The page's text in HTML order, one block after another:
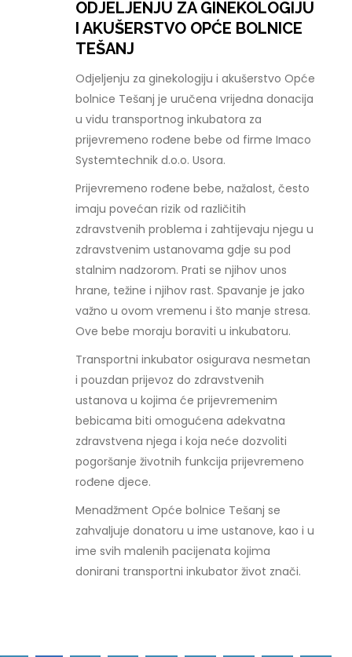
ODJELJENJU ZA GINEKOLOGIJU
I AKUŠERSTVO OPĆE BOLNICE
TEŠANJ
Odjeljenju za ginekologiju i akušerstvo Opće
bolnice Tešanj je uručena vrijedna donacija
u vidu transportnog inkubatora za
prijevremeno rođene bebe od firme Imaco
Systemtechnik d.o.o. Usora.
Prijevremeno rođene bebe, nažalost, često
imaju povećan rizik od različitih
zdravstvenih problema i zahtijevaju njegu u
zdravstvenim ustanovama gdje su pod
stalnim nadzorom. Prati se njihov unos
hrane, težine i njihov rast. Spavanje je jako
važno u ovom vremenu i što manje stresa.
Ove bebe moraju boraviti u inkubatoru.
Transportni inkubator osigurava nesmetan
i pouzdan prijevoz do zdravstvenih
ustanova u kojima će prijevremenim
bebicama biti omogućena adekvatna
zdravstvena njega i koja neće dozvoliti
pogoršanje životnih funkcija prijevremeno
rođene djece.
Menadžment Opće bolnice Tešanj se
zahvaljuje donatoru u ime ustanove, kao i u
ime svih malenih pacijenata kojima
donirani transportni inkubator život znači.